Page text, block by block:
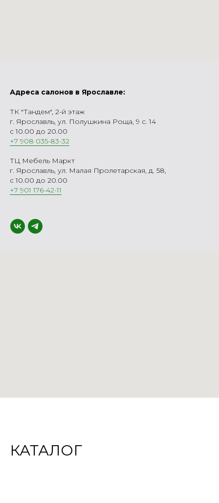
Адреса салонов в Ярославле:
ТК "Тандем", 2-й этаж
г. Ярославль, ул. Полушкина Роща, 9 с. 14
с 10.00 до 20.00
+7 908 035-83-32
ТЦ Мебель Маркт
г. Ярославль, ул. Малая Пролетарская, д. 58,
с 10.00 до 20.00
+7 901 176-42-11
КАТАЛОГ